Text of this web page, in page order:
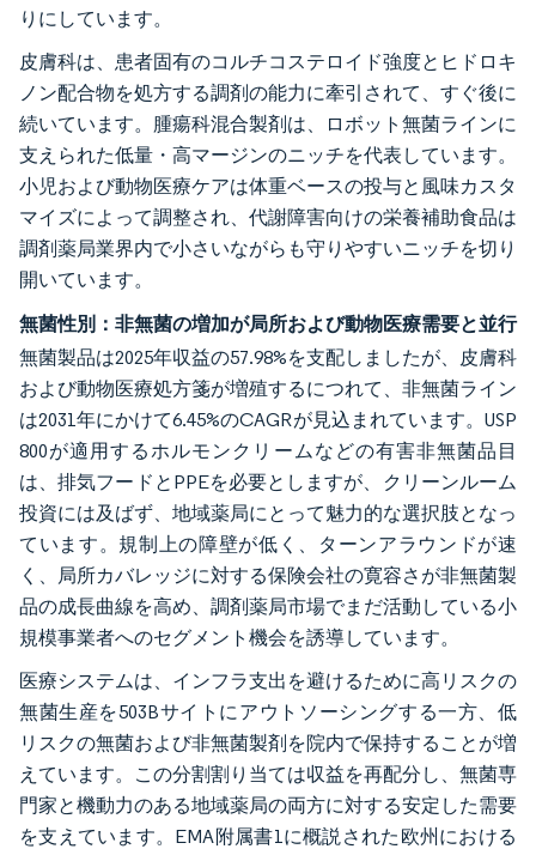
りにしています。
皮膚科は、患者固有のコルチコステロイド強度とヒドロキ
ノン配合物を処方する調剤の能力に牽引されて、すぐ後に
続いています。腫瘍科混合製剤は、ロボット無菌ラインに
支えられた低量・高マージンのニッチを代表しています。
小児および動物医療ケアは体重ベースの投与と風味カスタ
マイズによって調整され、代謝障害向けの栄養補助食品は
調剤薬局業界内で小さいながらも守りやすいニッチを切り
開いています。
無菌性別：非無菌の増加が局所および動物医療需要と並行
無菌製品は2025年収益の57.98%を支配しましたが、皮膚科
および動物医療処方箋が増殖するにつれて、非無菌ライン
は2031年にかけて6.45%のCAGRが見込まれています。USP
800が適用するホルモンクリームなどの有害非無菌品目
は、排気フードとPPEを必要としますが、クリーンルーム
投資には及ばず、地域薬局にとって魅力的な選択肢となっ
ています。規制上の障壁が低く、ターンアラウンドが速
く、局所カバレッジに対する保険会社の寛容さが非無菌製
品の成長曲線を高め、調剤薬局市場でまだ活動している小
規模事業者へのセグメント機会を誘導しています。
医療システムは、インフラ支出を避けるために高リスクの
無菌生産を503Bサイトにアウトソーシングする一方、低
リスクの無菌および非無菌製剤を院内で保持することが増
えています。この分割割り当ては収益を再配分し、無菌専
門家と機動力のある地域薬局の両方に対する安定した需要
を支えています。EMA附属書1に概説された欧州における